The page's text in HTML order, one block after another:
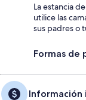
La estancia
utilice las
sus padres o
Formas de